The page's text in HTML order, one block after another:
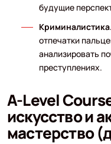
будущие
Криминалистика.
отпечатки
анализировать
преступлениях.
A-Level
искусство и
мастерство